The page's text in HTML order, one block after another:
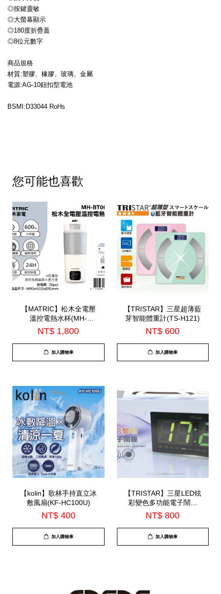
◎按鍵靈敏
◎大螢幕顯示
◎180度折疊蓋
◎8位元數字
商品規格
材質:塑膠、橡膠、玻璃、金屬
電源:AG-10鈕扣型電池
BSMI:D33044 RoHs
您可能也喜歡
【MATRIC】松木全電壓
溫控電熱水杯(MH-
BT0625L)
NT$ 1,800
加入購物車
【TRISTAR】三星超薄藍
芽智能體重計(TS-H121)
NT$ 600
加入購物車
【kolin】歌林手持直立冰
敷風扇(KF-HC100U)
NT$ 400
加入購物車
【TRISTAR】三星LED炫
彩變色多功能電子鬧鐘
(TS-A2713)
NT$ 800
加入購物車